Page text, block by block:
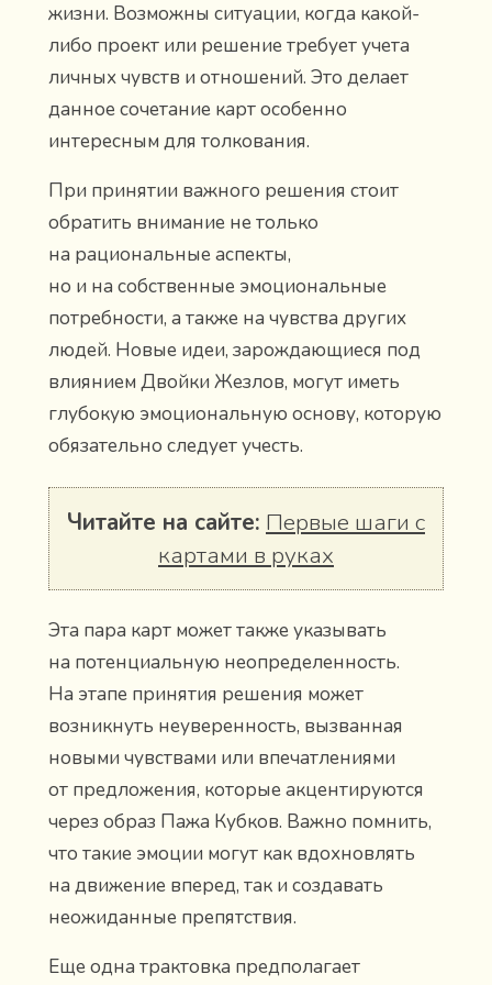
жизни. Возможны ситуации, когда какой-
либо проект или решение требует учета
личных чувств и отношений. Это делает
данное сочетание карт особенно
интересным для толкования.
При принятии важного решения стоит
обратить внимание не только
на рациональные аспекты,
но и на собственные эмоциональные
потребности, а также на чувства других
людей. Новые идеи, зарождающиеся под
влиянием Двойки Жезлов, могут иметь
глубокую эмоциональную основу, которую
обязательно следует учесть.
Читайте на сайте: Первые шаги с
картами в руках
Эта пара карт может также указывать
на потенциальную неопределенность.
На этапе принятия решения может
возникнуть неуверенность, вызванная
новыми чувствами или впечатлениями
от предложения, которые акцентируются
через образ Пажа Кубков. Важно помнить,
что такие эмоции могут как вдохновлять
на движение вперед, так и создавать
неожиданные препятствия.
Еще одна трактовка предполагает